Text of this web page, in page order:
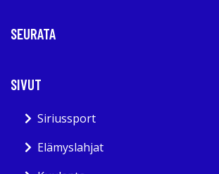
SEURATA
SIVUT
Siriussport
Elämyslahjat